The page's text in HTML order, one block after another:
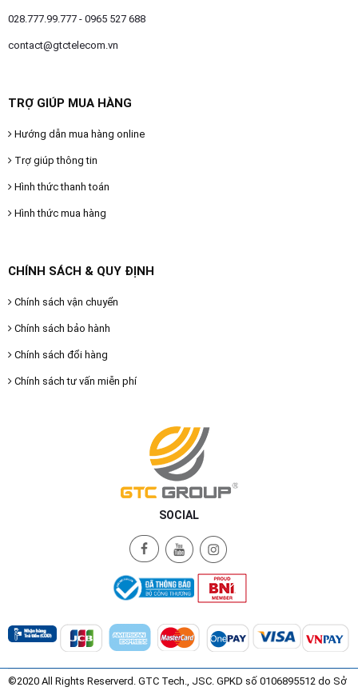
028.777.99.777 - 0965 527 688
contact@gtctelecom.vn
TRỢ GIÚP MUA HÀNG
Hướng dẫn mua hàng online
Trợ giúp thông tin
Hình thức thanh toán
Hình thức mua hàng
CHÍNH SÁCH & QUY ĐỊNH
Chính sách vận chuyển
Chính sách bảo hành
Chính sách đổi hàng
Chính sách tư vấn miễn phí
SOCIAL
©2020 All Rights Reserverd. GTC Tech., JSC. GPKD số 0106895512 do Sở